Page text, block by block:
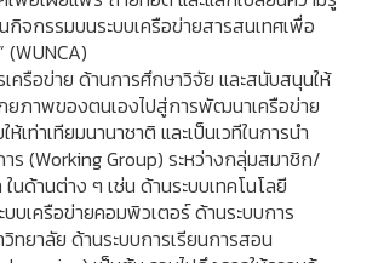
กิจกรรมบนระบบเครือข่ายสารสนเทศเพื่อ
ครือข่าย ด้านการศึกษาวิจัย และสนับสนุนให้
ภาพของตนเองไปสู่การพัฒนาเครือข่าย
เท่าเทียมนานาชาติ และเป็นเวทีในการนำ
ร (Working Group) ระหว่างกลุ่มสมาชิก/
ด้านต่าง ๆ เช่น ด้านระบบเทคโนโลยี
บเครือข่ายคอมพิวเตอร์ ด้านระบบการ
ทยาลัย ด้านระบบการเรียนการสอน